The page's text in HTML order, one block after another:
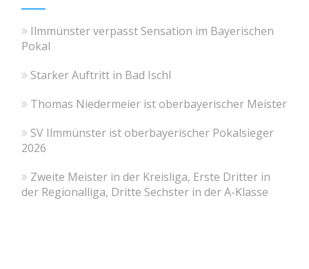
Ilmmünster verpasst Sensation im Bayerischen
Pokal
Starker Auftritt in Bad Ischl
Thomas Niedermeier ist oberbayerischer Meister
SV Ilmmünster ist oberbayerischer Pokalsieger
2026
Zweite Meister in der Kreisliga, Erste Dritter in
der Regionalliga, Dritte Sechster in der A-Klasse